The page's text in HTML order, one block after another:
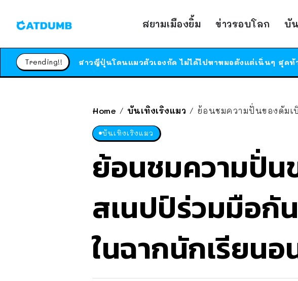
สยามเมืองยิ้ม ข่าวรอบโลก บั
Trending!!
Home / บันเทิงเริงแมว / ย้อนชมความปั่นของดัมเ
บันเทิงเริงแมว
ย้อนชมความปั่น
สเนปป์ร่วมมือกั
ในฉากนักเรียน